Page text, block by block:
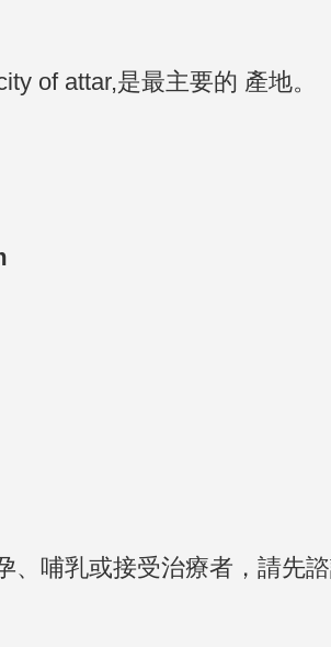
of attar,是最主要的 產地。
哺乳或接受治療者，請先